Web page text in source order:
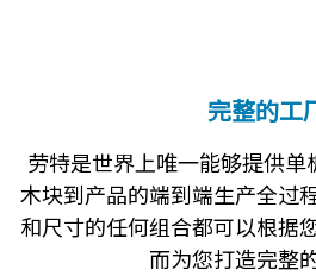
完整的工
劳特是世界上唯一能够提供单
木块到产品的端到端生产全过
和尺寸的任何组合都可以根据
而为您打造完整